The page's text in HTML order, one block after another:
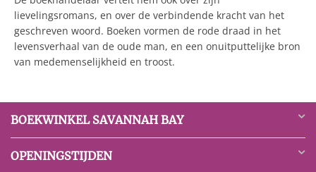
lievelingsromans, en over de verbindende kracht van het
geschreven woord. Boeken vormen de rode draad in het
levensverhaal van de oude man, en een onuitputtelijke bron
van medemenselijkheid en troost.
BOEKWINKEL SAVANNAH BAY
OPENINGSTIJDEN